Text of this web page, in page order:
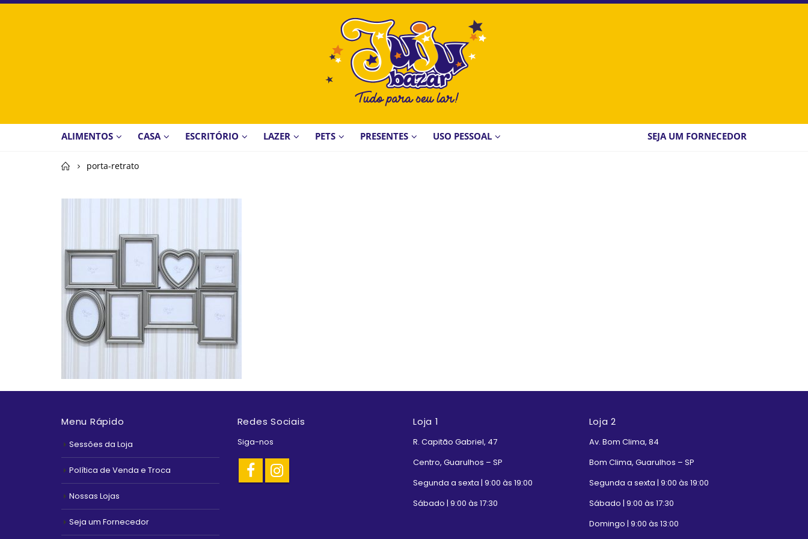
ALIMENTOS CASA ESCRITÓRIO LAZER PETS PRESENTES USO PESSOAL SEJA UM FORNECEDOR
Home
porta-retrato
Menu Rápido
Sessões da Loja
Política de Venda e Troca
Nossas Lojas
Seja um Fornecedor
Redes Sociais
Siga-nos
Loja 1
R. Capitão Gabriel, 47
Centro, Guarulhos – SP
Segunda a sexta | 9:00 às 19:00
Sábado | 9:00 às 17:30
Loja 2
Av. Bom Clima, 84
Bom Clima, Guarulhos – SP
Segunda a sexta | 9:00 às 19:00
Sábado | 9:00 às 17:30
Domingo | 9:00 às 13:00